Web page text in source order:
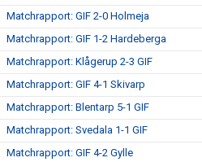
Matchrapport: GIF 2-0 Holmeja
Matchrapport: GIF 1-2 Hardeberga
Matchrapport: Klågerup 2-3 GIF
Matchrapport: GIF 4-1 Skivarp
Matchrapport: Blentarp 5-1 GIF
Matchrapport: Svedala 1-1 GIF
Matchrapport: GIF 4-2 Gylle